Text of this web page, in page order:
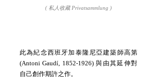
( 私人收藏 Privatsammlung )
此為紀念西班牙加泰隆尼亞建築師高第
(Antoni Gaudí, 1852-1926)與由其延伸對
自己創作期許之作。